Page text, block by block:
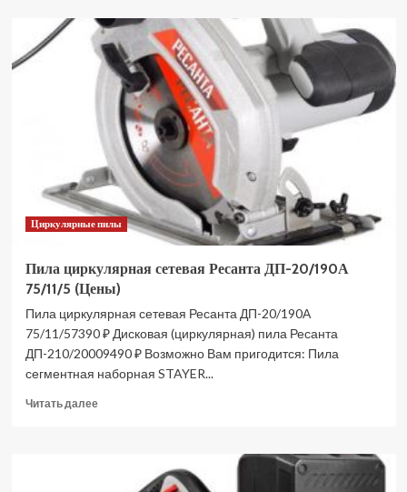
Пила
циркулярная
аккумуляторная
MAKITA
HS011GZ
XGT
2×40В
без
АКБ
и
З/
У
Циркулярные пилы
Пила циркулярная сетевая Ресанта ДП-20/190А
75/11/5 (Цены)
Пила циркулярная сетевая Ресанта ДП-20/190А
75/11/57390 ₽ Дисковая (циркулярная) пила Ресанта
ДП-210/20009490 ₽ Возможно Вам пригодится: Пила
сегментная наборная STAYER...
Читать далееПрочитать
циркулярная
сетевая